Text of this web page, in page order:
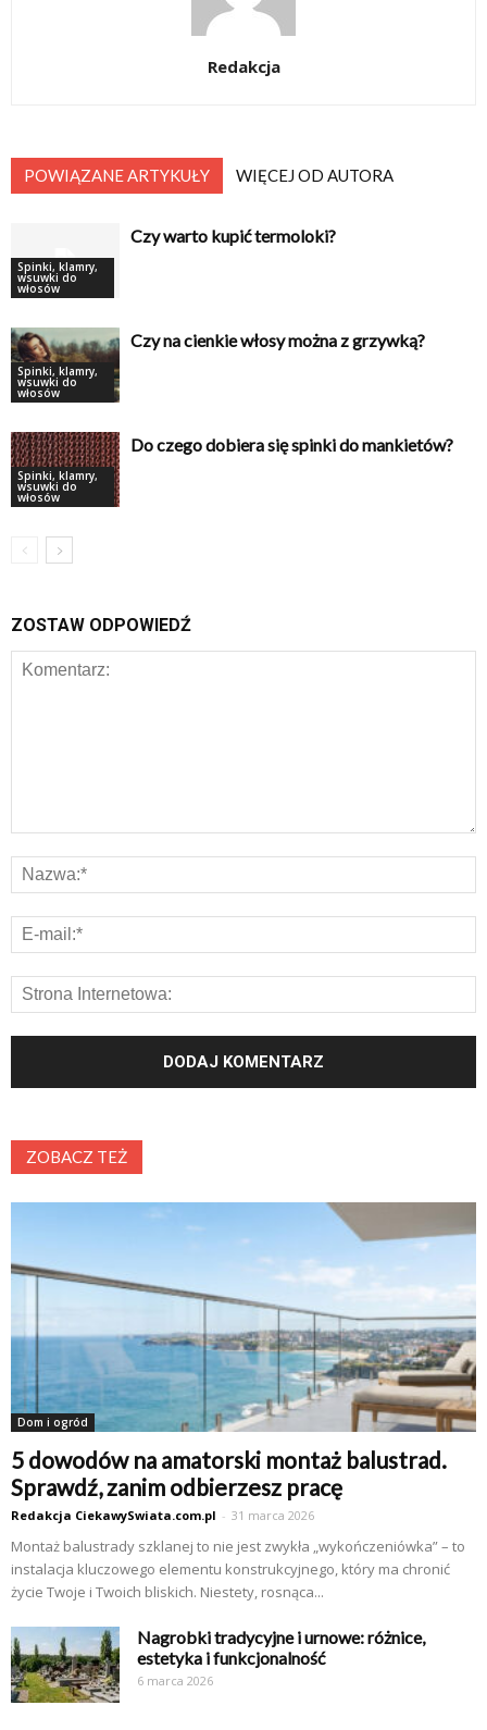
Redakcja
POWIĄZANE ARTYKUŁY WIĘCEJ OD AUTORA
Spinki, klamry,
wsuwki do
włosów
Czy warto kupić termoloki?
Spinki, klamry,
wsuwki do
włosów
Czy na cienkie włosy można z grzywką?
Spinki, klamry,
wsuwki do
włosów
Do czego dobiera się spinki do mankietów?
ZOSTAW ODPOWIEDŹ
ZOBACZ TEŻ
Dom i ogród
5 dowodów na amatorski montaż balustrad.
Sprawdź, zanim odbierzesz pracę
Redakcja CiekawySwiata.com.pl - 31 marca 2026
Montaż balustrady szklanej to nie jest zwykła „wykończeniówka” – to
instalacja kluczowego elementu konstrukcyjnego, który ma chronić
życie Twoje i Twoich bliskich. Niestety, rosnąca...
Nagrobki tradycyjne i urnowe: różnice,
estetyka i funkcjonalność
6 marca 2026